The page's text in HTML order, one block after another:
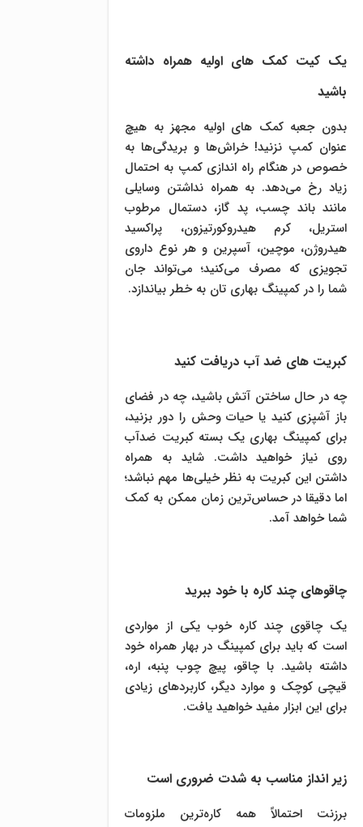
یک کیت کمک های اولیه همراه داشته
باشید
بدون جعبه کمک های اولیه مجهز به هیچ
عنوان کمپ نزنید! خراش‌ها و بریدگی‌ها به
خصوص در هنگام راه اندازی کمپ به احتمال
زیاد رخ می‌دهد. به همراه نداشتن وسایلی
مانند باند چسب، پد گاز، دستمال مرطوب
استریل، کرم هیدروکورتیزون، پراکسید
هیدروژن، موچین، آسپرین و هر نوع داروی
تجویزی که مصرف می‌کنید؛ می‌تواند جان
شما را در کمپینگ بهاری تان به خطر بیاندازد.
کبریت های ضد آب دریافت کنید
چه در حال ساختن آتش باشید، چه در فضای
باز آشپزی کنید یا حیات وحش را دور بزنید،
برای کمپینگ بهاری یک بسته کبریت ضدآب
روی نیاز خواهید داشت. شاید به همراه
داشتن این کبریت به نظر خیلی‌ها مهم نباشد؛
اما دقیقا در حساس‌ترین زمان ممکن به کمک
شما خواهد آمد.
چاقوهای چند کاره با خود ببرید
یک چاقوی چند کاره خوب یکی از مواردی
است که باید برای کمپینگ در بهار همراه خود
داشته باشید. با چاقو، پیچ چوب پنبه، اره،
قیچی کوچک و موارد دیگر، کاربردهای زیادی
برای این ابزار مفید خواهید یافت.
زیر انداز مناسب به شدت ضروری است
برزنت احتمالاً همه کاره‌ترین ملزومات